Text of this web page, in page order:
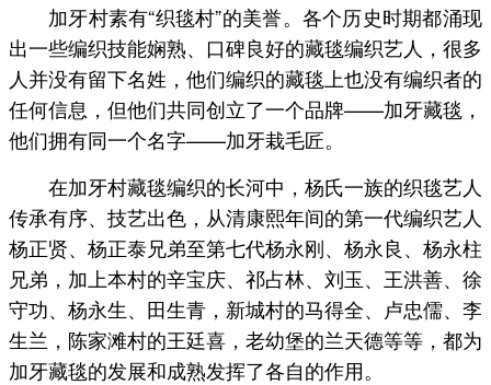
加牙村素有“织毯村”的美誉。各个历史时期都涌现
出一些编织技能娴熟、口碑良好的藏毯编织艺人，很多
人并没有留下名姓，他们编织的藏毯上也没有编织者的
任何信息，但他们共同创立了一个品牌——加牙藏毯，
他们拥有同一个名字——加牙栽毛匠。
在加牙村藏毯编织的长河中，杨氏一族的织毯艺人
传承有序、技艺出色，从清康熙年间的第一代编织艺人
杨正贤、杨正泰兄弟至第七代杨永刚、杨永良、杨永柱
兄弟，加上本村的辛宝庆、祁占林、刘玉、王洪善、徐
守功、杨永生、田生青，新城村的马得全、卢忠儒、李
生兰，陈家滩村的王廷喜，老幼堡的兰天德等等，都为
加牙藏毯的发展和成熟发挥了各自的作用。